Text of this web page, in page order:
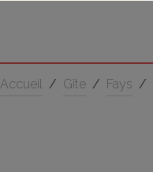
Accueil / Gîte / Fays /